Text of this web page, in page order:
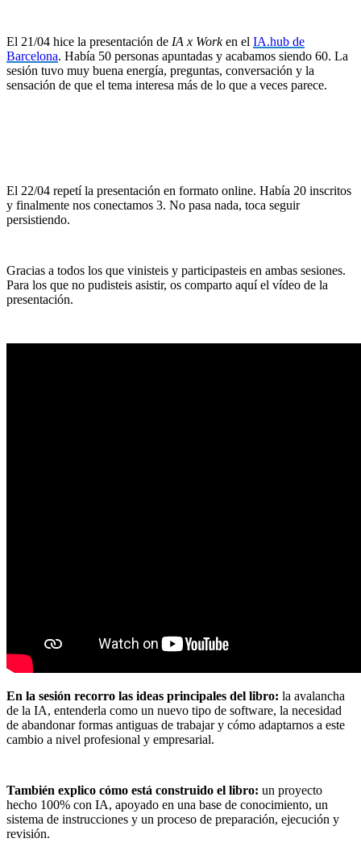
El 21/04 hice la presentación de IA x Worken el IA.hub de
Barcelona. Había 50 personas apuntadas y acabamos siendo 60. La
sesión tuvo muy buena energía, preguntas, conversación y la
sensación de que el tema interesa más de lo que a veces parece.
El 22/04 repetí la presentación en formato online. Había 20 inscritos
y finalmente nos conectamos 3. No pasa nada, toca seguir
persistiendo.
Gracias a todos los que vinisteis y participasteis en ambas sesiones.
Para los que no pudisteis asistir, os comparto aquí el vídeo de la
presentación.
En la sesión recorro las ideas principales del libro: la avalancha
de la IA, entenderla como un nuevo tipo de software, la necesidad
de abandonar formas antiguas de trabajar y cómo adaptarnos a este
cambio a nivel profesional y empresarial.
También explico cómo está construido el libro: un proyecto
hecho 100% con IA, apoyado en una base de conocimiento, un
sistema de instrucciones y un proceso de preparación, ejecución y
revisión.